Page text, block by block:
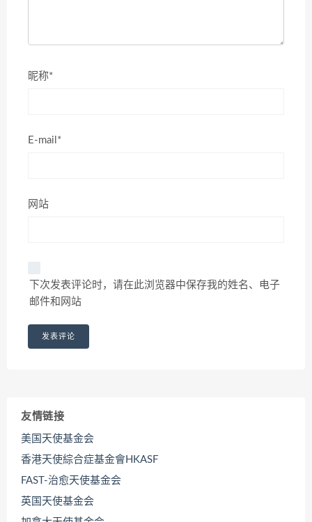
昵称*
E-mail*
网站
下次发表评论时，请在此浏览器中保存我的姓名、电子
邮件和网站
友情链接
美国天使基金会
香港天使綜合症基金會HKASF
FAST-治愈天使基金会
英国天使基金会